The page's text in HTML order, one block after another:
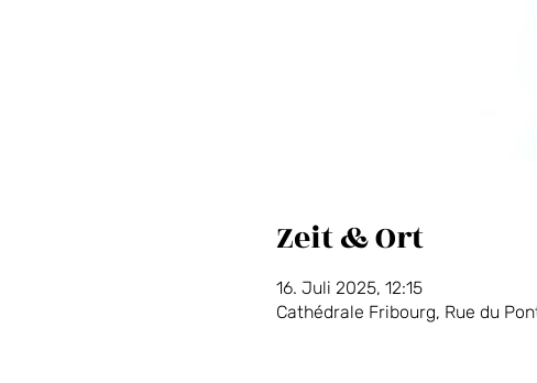
Zeit & Ort
16. Juli 2025, 12:15
Cathédrale Fribourg, Rue du